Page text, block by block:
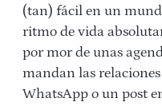
(tan) fácil en un
ritmo de vida
por mor de unas
mandan las
WhatsApp o un post